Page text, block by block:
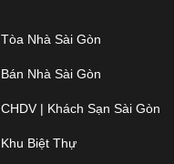
Tòa Nhà Sài Gòn
Bán Nhà Sài Gòn
CHDV | Khách Sạn Sài Gòn
Khu Biệt Thự